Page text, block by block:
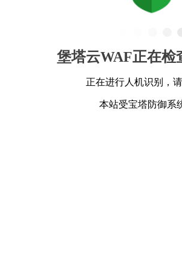
堡塔云WAF正在检
正在进行人机识别，
本站受宝塔防御系